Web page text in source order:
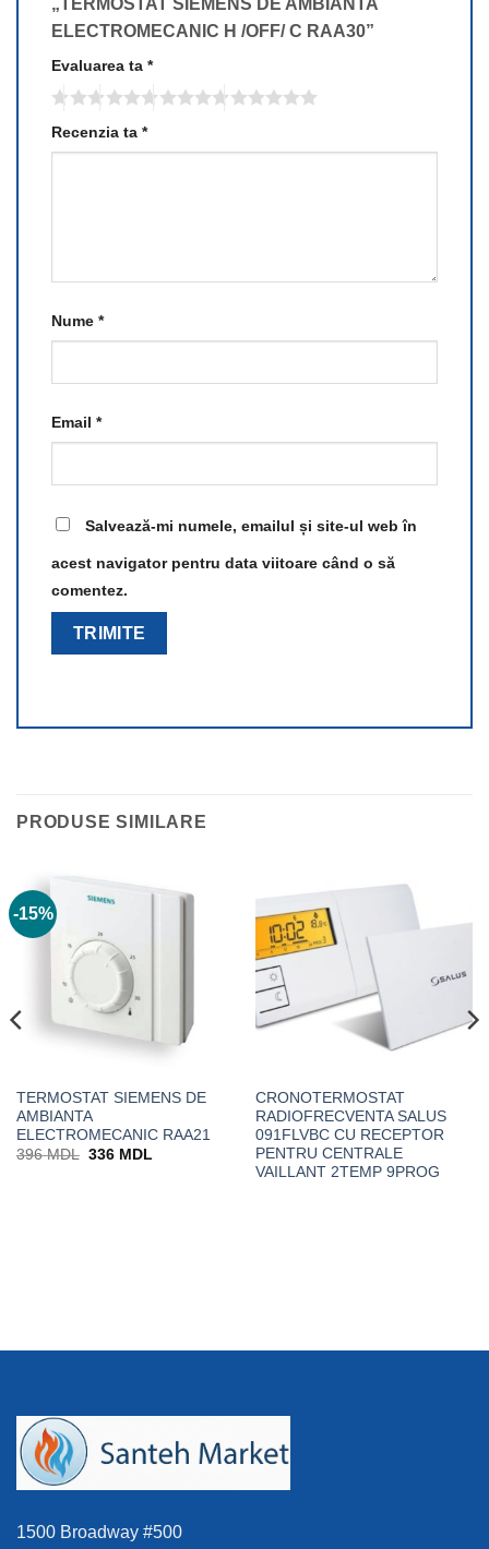
ELECTROMECANIC H /OFF/ C RAA30”
Evaluarea ta *
Recenzia ta *
Nume *
Email *
Salvează-mi numele, emailul și site-ul web în
acest navigator pentru data viitoare când o să
comentez.
PRODUSE SIMILARE
-15%
TERMOSTAT SIEMENS DE
AMBIANTA
ELECTROMECANIC RAA21
396MDL Prețul
336 MDLPrețul
CRONOTERMOSTAT
RADIOFRECVENTA SALUS
091FLVBC CU RECEPTOR
PENTRU CENTRALE
VAILLANT 2TEMP 9PROG
1500 Broadway #500